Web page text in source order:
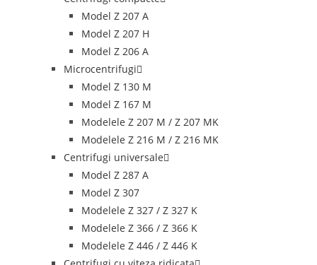
Model Z 207 A
Model Z 207 H
Model Z 206 A
Microcentrifugi
Model Z 130 M
Model Z 167 M
Modelele Z 207 M / Z 207 MK
Modelele Z 216 M / Z 216 MK
Centrifugi universale
Model Z 287 A
Model Z 307
Modelele Z 327 / Z 327 K
Modelele Z 366 / Z 366 K
Modelele Z 446 / Z 446 K